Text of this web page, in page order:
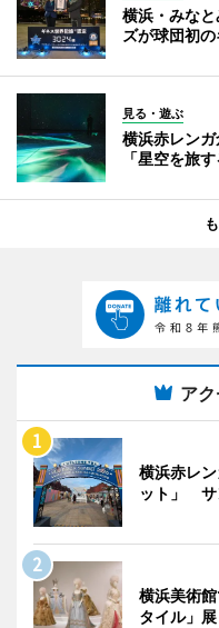
横浜・みな
ズが球団初
見る・遊ぶ
横浜赤レン
「星空を旅す
ア
横浜赤レ
ット」 サ
横浜美術
タイル」